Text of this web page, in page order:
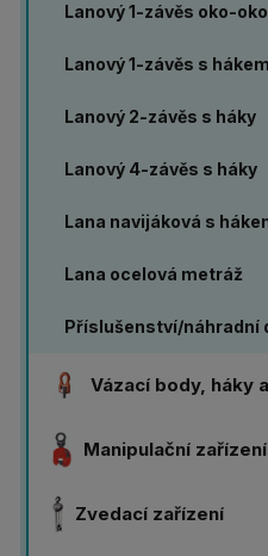
Lanový 1-závěs oko-oko
Lanový 1-závěs s hákem
Lanový 2-závěs s háky
Lanový 4-závěs s háky
Lana navijáková s
Lana ocelová metráž
Příslušenství/náhradní
Vázací body, háky
Manipulační zařízení
Zvedací zařízení